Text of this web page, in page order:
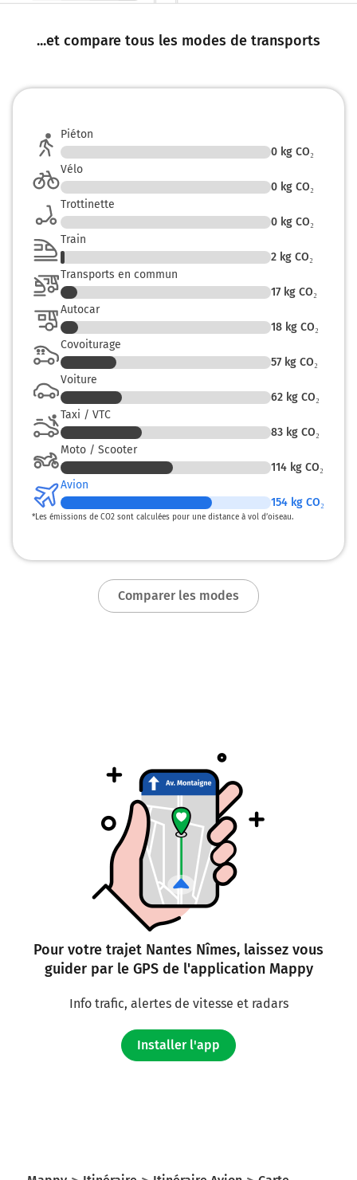
...et compare tous les modes de transports
Piéton
0 kg CO₂
Vélo
0 kg CO₂
Trottinette
0 kg CO₂
Train
2 kg CO₂
Transports en commun
17 kg CO₂
Autocar
18 kg CO₂
Covoiturage
57 kg CO₂
Voiture
62 kg CO₂
Taxi / VTC
83 kg CO₂
Moto / Scooter
114 kg CO₂
Avion
154 kg CO₂
*Les émissions de CO2 sont calculées pour une distance à vol d’oiseau.
Comparer les modes
Pour votre trajet Nantes Nîmes, laissez vous
guider par le GPS de l'application Mappy
Info trafic, alertes de vitesse et radars
Installer l'app